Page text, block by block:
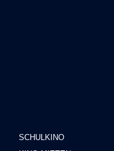
SCHULKINO